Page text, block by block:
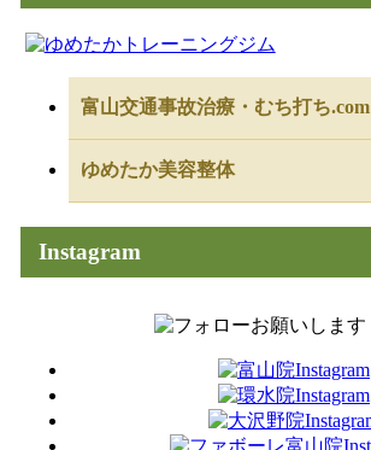
富山交通事故治療・むち打ち.com
ゆめたか美容整体
Instagram